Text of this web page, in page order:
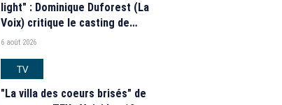
light" : Dominique Duforest (La
Voix) critique le casting de
"Secret Story" 2026
6 août 2026
TV
"La villa des coeurs brisés" de